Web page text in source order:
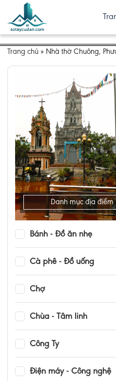
Trang chủ » Nhà thờ Chuông,
Danh mục địa điểm
Bánh - Đồ ăn nhẹ
Cà phê - Đồ uống
Chợ
Chùa - Tâm linh
Công Ty
Điện máy - Công nghệ